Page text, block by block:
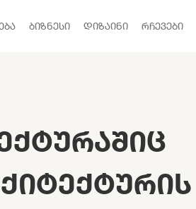
ᲑᲘᲖᲜᲔᲡᲘ ᲓᲘᲖᲐᲘᲜᲘ ᲠᲩᲔᲕᲔᲑᲘ